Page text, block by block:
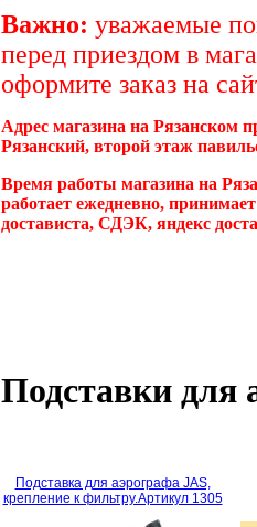
Важно: уважаемые
перед приездом в
оформите заказ на
Адрес магазина на Рязанском
Рязанский, второй этаж
Время работы магазина на
работает ежедневно,
достависта, СДЭК, яндекс
Подставки для
Подставка для аэрографа JAS,
крепление к фильтру.Артикул 1305